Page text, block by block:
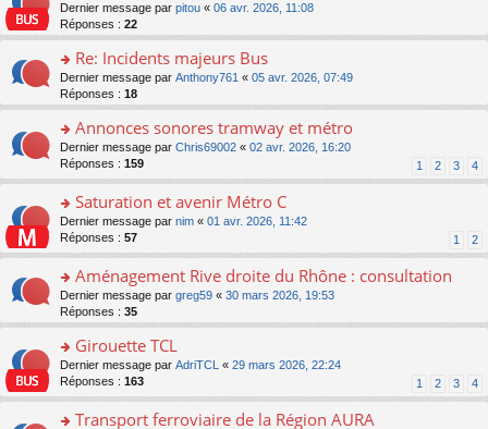
c
e
nt
pl
u
ré
c
e
nt
n
o
n
lu
le
pl
u
ré
c
e
nt
s
a
e
n
o
n
lu
le
pl
u
ré
c
e
nt
er
le
m
e
s
s
a
e
n
o
n
lu
le
pl
ré
c
e
nt
o
n
s
ult
er
le
m
e
s
s
a
g
e
n
o
n
le
pl
u
ré
c
e
nt
Dernier message par pitou « 06 avr. 2026, 11:08
Réponses : 22
o
n
s
ult
er
le
s
s
a
g
e
n
o
n
le
pl
u
s
ré
Re: Incidents majeurs Bus
Dernier message par Anthony761 « 05 avr. 2026, 07:49
Réponses : 18
o
n
s
ult
er
le
m
e
s
s
a
g
e
n
o
le
Annonces sonores tramway et métro
Dernier message par Chris69002 « 02 avr. 2026, 16:20
Réponses : 159 1 2 3 4
o
n
s
ult
er
le
m
s
s
a
g
e
Saturation et avenir Métro C
Dernier message par nim « 01 avr. 2026, 11:42
Réponses : 57 1 2
o
n
s
ult
er
le
s
Aménagement Rive droite du Rhône : consultation
Dernier message par greg59 « 30 mars 2026, 19:53
Réponses : 35
o
n
s
ult
Girouette TCL
Dernier message par AdriTCL « 29 mars 2026, 22:24
Réponses : 163 1 2 3 4
Transport ferroviaire de la Région AURA